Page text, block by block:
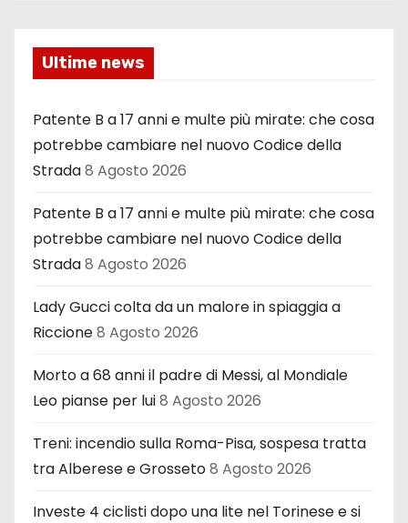
Ultime news
Patente B a 17 anni e multe più mirate: che cosa
potrebbe cambiare nel nuovo Codice della
Strada8 Agosto 2026
Patente B a 17 anni e multe più mirate: che cosa
potrebbe cambiare nel nuovo Codice della
Strada8 Agosto 2026
Lady Gucci colta da un malore in spiaggia a
Riccione8 Agosto 2026
Morto a 68 anni il padre di Messi, al Mondiale
Leo pianse per lui8 Agosto 2026
Treni: incendio sulla Roma-Pisa, sospesa tratta
tra Alberese e Grosseto8 Agosto 2026
Investe 4 ciclisti dopo una lite nel Torinese e si